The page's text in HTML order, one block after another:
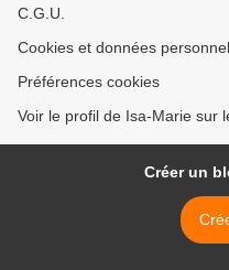
C.G.U.
Cookies et données
Préférences cookies
Voir le profil de Isa-Marie sur
Créer un